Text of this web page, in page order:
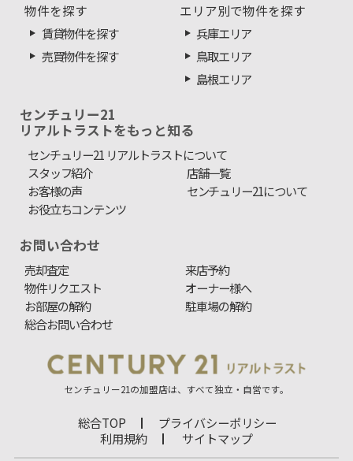
物件を探す
賃貸物件を探す
売買物件を探す
エリア別で物件を探す
兵庫エリア
鳥取エリア
島根エリア
センチュリー21
リアルトラストをもっと知る
センチュリー21 リアルトラストについて
スタッフ紹介
店舗一覧
お客様の声
センチュリー21について
お役立ちコンテンツ
お問い合わせ
売却査定
来店予約
物件リクエスト
オーナー様へ
お部屋の解約
駐車場の解約
総合お問い合わせ
センチュリー21の加盟店は、すべて独立・自営です。
総合TOP
プライバシーポリシー
利用規約
サイトマップ